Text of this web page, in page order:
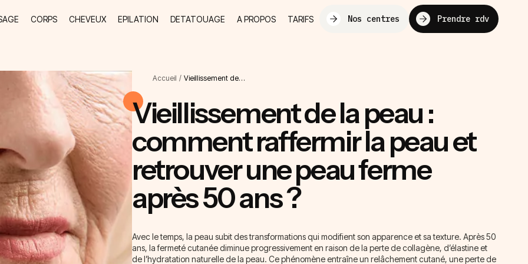
CORPS CHEVEUX EPILATION DETATOUAGE A PROPOS TARIFS Nos centres Prendre rdv
Accueil / Vieillissement de…
Vieillissement de la peau :
comment raffermir la peau et
retrouver une peau ferme
après 50 ans ?
Avec le temps, la peau subit des transformations qui modifient son apparence et sa texture. Après 50
ans, la fermeté cutanée diminue progressivement en raison de la perte de collagène, d’élastine et
de l’hydratation naturelle de la peau. Ce phénomène entraîne un relâchement cutané, une perte de